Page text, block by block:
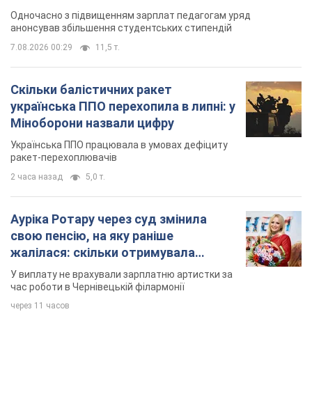
Одночасно з підвищенням зарплат педагогам уряд
анонсував збільшення студентських стипендій
7.08.2026 00:29 11,5 т.
Скільки балістичних ракет
українська ППО перехопила в липні: у
Міноборони назвали цифру
Українська ППО працювала в умовах дефіциту
ракет-перехоплювачів
2 часа назад 5,0 т.
Ауріка Ротару через суд змінила
свою пенсію, на яку раніше
жалілася: скільки отримувала
співачка
У виплату не врахували зарплатню артистки за
час роботи в Чернівецькій філармонії
через 11 часов